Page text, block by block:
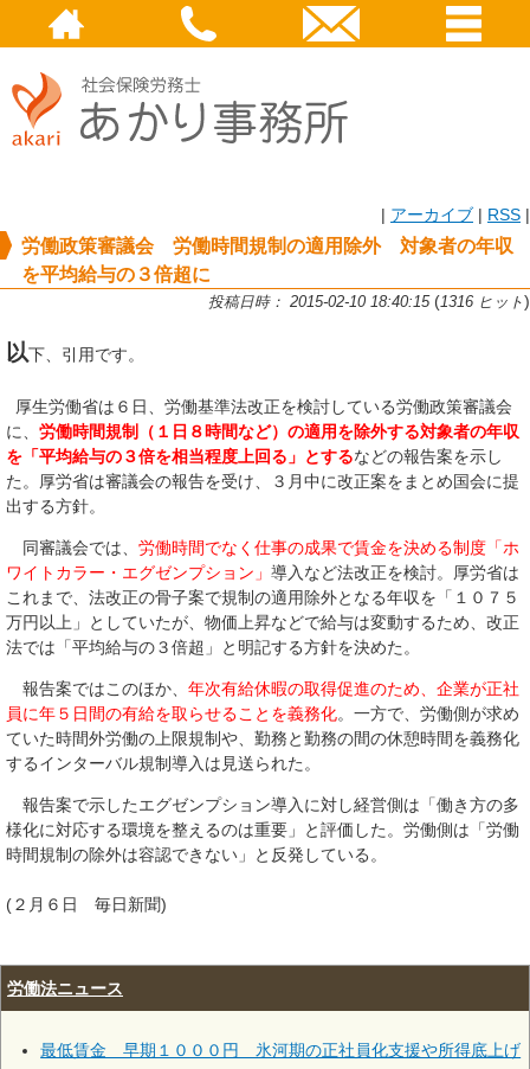
| アーカイブ | RSS |
労働政策審議会 労働時間規制の適用除外 対象者の年収
を平均給与の３倍超に
投稿日時： 2015-02-10 18:40:15(1316 ヒット)
以下、引用です。
厚生労働省は６日、労働基準法改正を検討している労働政策審議会
に、 労働時間規制（１日８時間など）の適用を除外する対象者の年収
を「平均給与の３倍を相当程度上回る」とするなどの報告案を示し
た。厚労省は審議会の報告を受け、３月中に改正案をまとめ国会に提
出する方針。
同審議会では、 労働時間でなく仕事の成果で賃金を決める制度「ホ
ワイトカラー・エグゼンプション」 導入など法改正を検討。厚労省は
これまで、法改正の骨子案で規制の適用除外となる年収を「１０７５
万円以上」としていたが、物価上昇などで給与は変動するため、改正
法では「平均給与の３倍超」と明記する方針を決めた。
報告案ではこのほか、 年次有給休暇の取得促進のため、企業が正社
員に年５日間の有給を取らせることを義務化。一方で、労働側が求め
ていた時間外労働の上限規制や、勤務と勤務の間の休憩時間を義務化
するインターバル規制導入は見送られた。
報告案で示したエグゼンプション導入に対し経営側は「働き方の多
様化に対応する環境を整えるのは重要」と評価した。労働側は「労働
時間規制の除外は容認できない」と反発している。
(２月６日 毎日新聞)
労働法ニュース
最低賃金 早期１０００円 氷河期の正社員化支援や所得底上げ